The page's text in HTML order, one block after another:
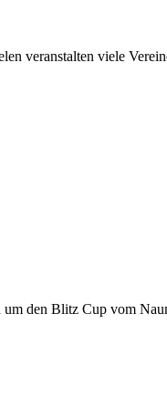
veranstalten viele
den Blitz Cup vom